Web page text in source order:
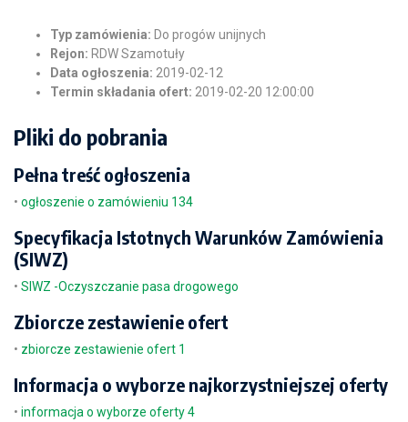
Typ zamówienia: Do progów unijnych
Rejon: RDW Szamotuły
Data ogłoszenia: 2019-02-12
Termin składania ofert: 2019-02-20 12:00:00
Pliki do pobrania
Pełna treść ogłoszenia
• ogłoszenie o zamówieniu 134
Specyfikacja Istotnych Warunków Zamówienia
(SIWZ)
• SIWZ -Oczyszczanie pasa drogowego
Zbiorcze zestawienie ofert
• zbiorcze zestawienie ofert 1
Informacja o wyborze najkorzystniejszej oferty
• informacja o wyborze oferty 4